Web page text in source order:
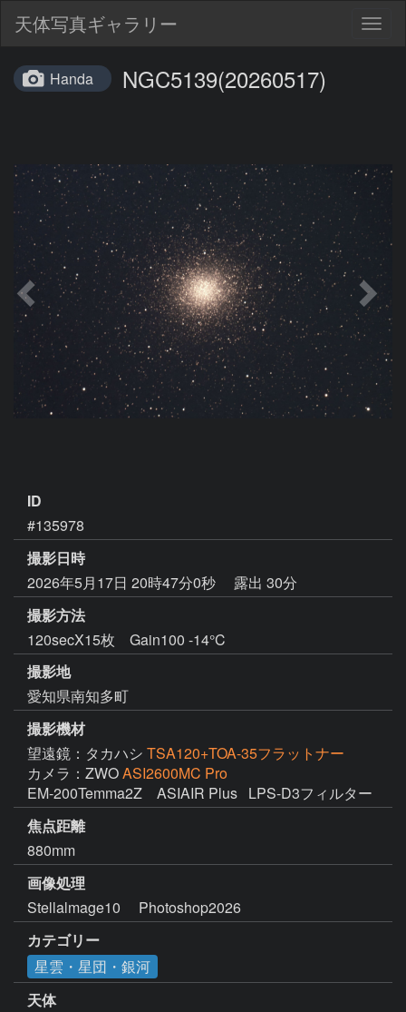
天体写真ギャラリー
Handa NGC5139(20260517)
ID
#135978
撮影日時
2026年5月17日 20時47分0秒
露出 30分
撮影方法
120secX15枚 Gain100 -14°C
撮影地
愛知県南知多町
撮影機材
望遠鏡：タカハシ TSA120+TOA-35フラットナー
カメラ：ZWOASI2600MC Pro
EM-200Temma2Z　ASIAIR Plus   LPS-D3フィルター
焦点距離
880mm
画像処理
Stellalmage10     Photoshop2026
カテゴリー
星雲・星団・銀河
天体